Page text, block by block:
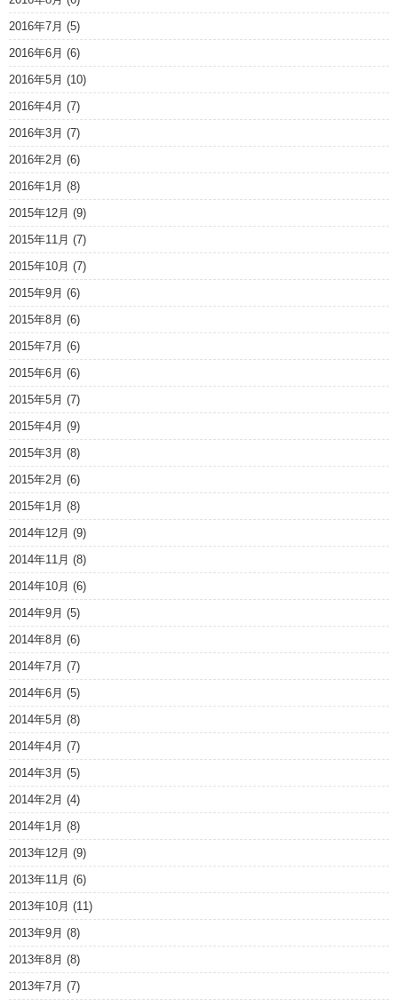
2016年7月 (5)
2016年6月 (6)
2016年5月 (10)
2016年4月 (7)
2016年3月 (7)
2016年2月 (6)
2016年1月 (8)
2015年12月 (9)
2015年11月 (7)
2015年10月 (7)
2015年9月 (6)
2015年8月 (6)
2015年7月 (6)
2015年6月 (6)
2015年5月 (7)
2015年4月 (9)
2015年3月 (8)
2015年2月 (6)
2015年1月 (8)
2014年12月 (9)
2014年11月 (8)
2014年10月 (6)
2014年9月 (5)
2014年8月 (6)
2014年7月 (7)
2014年6月 (5)
2014年5月 (8)
2014年4月 (7)
2014年3月 (5)
2014年2月 (4)
2014年1月 (8)
2013年12月 (9)
2013年11月 (6)
2013年10月 (11)
2013年9月 (8)
2013年8月 (8)
2013年7月 (7)